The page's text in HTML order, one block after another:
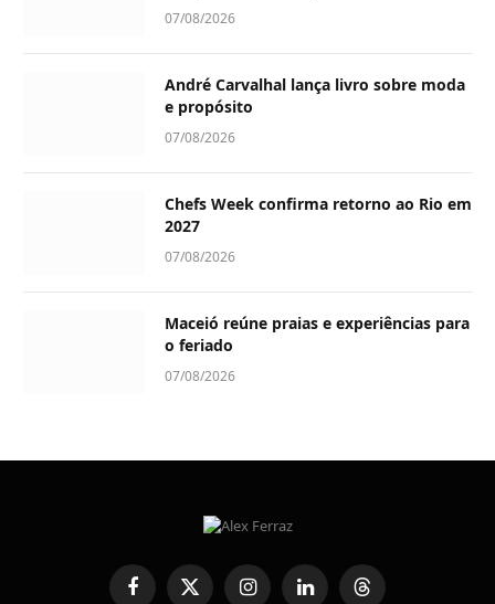
07/08/2026
André Carvalhal lança livro sobre moda
e propósito
07/08/2026
Chefs Week confirma retorno ao Rio em
2027
07/08/2026
Maceió reúne praias e experiências para
o feriado
07/08/2026
FacebookX InstagramLinkedInThreads